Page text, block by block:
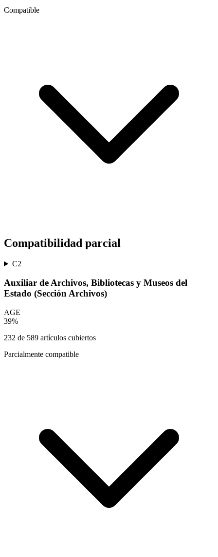
Compatible
Compatibilidad parcial
C2
Auxiliar de Archivos, Bibliotecas y Museos del
Estado (Sección Archivos)
AGE
39%
232 de 589 artículos cubiertos
Parcialmente compatible